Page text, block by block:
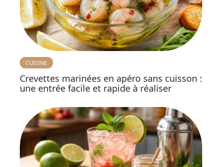
CUISINE
Crevettes marinées en apéro sans cuisson :
une entrée facile et rapide à réaliser